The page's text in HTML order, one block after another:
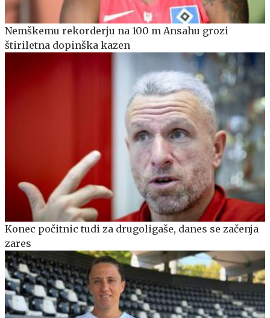
Nemškemu rekorderju na 100 m Ansahu grozi
štiriletna dopinška kazen
Konec počitnic tudi za drugoligaše, danes se začenja
zares